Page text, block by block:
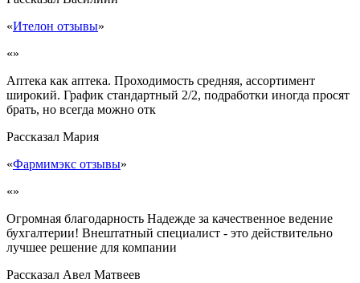
«Ителон отзывы»
«»
Аптека как аптека. Проходимость средняя, ассортимент
широкий. График стандартный 2/2, подработки иногда просят
брать, но всегда можно отк
Рассказал Мария
«Фармимэкс отзывы»
«»
Огромная благодарность Надежде за качественное ведение
бухгалтерии! Внештатный специалист - это действительно
лучшее решение для компании
Рассказал Авел Матвеев